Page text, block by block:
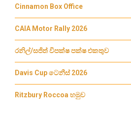
Cinnamon Box Office
CAIA Motor Rally 2026
රනිල්/සජිත් විපක්ෂ පක්ෂ එකතුව
Davis Cup ටෙනීස් 2026
Ritzbury Roccoa හමුව